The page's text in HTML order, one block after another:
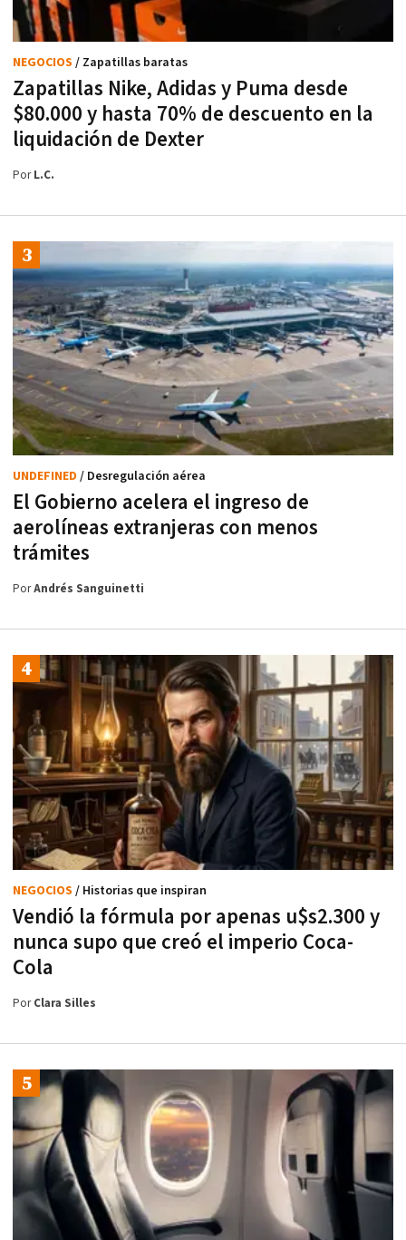
Zapatillas Nike, Adidas y Puma desde
$80.000 y hasta 70% de descuento en la
liquidación de Dexter
NEGOCIOS / Zapatillas baratas
PorL.C.
El Gobierno acelera el ingreso de
aerolíneas extranjeras con menos
trámites
UNDEFINED / Desregulación aérea
PorAndrés Sanguinetti
Vendió la fórmula por apenas u$s2.300 y
nunca supo que creó el imperio Coca-
Cola
NEGOCIOS / Historias que inspiran
PorClara Silles